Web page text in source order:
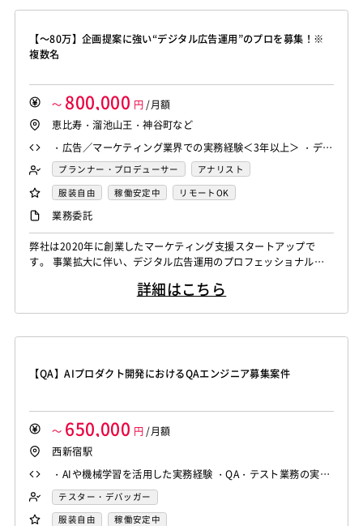
【～80万】企画提案に強い“デジタル広告運用”のプロを募集！※
複数名
～ 800,000 円 /月額
恵比寿・溜池山王・神谷町など
・広告／マーケティング業界での実務経験＜3年以上＞ ・デジ
タル広告の運用 or ディレクション経験＜3年以上＞ - Googl
e/Yahoo/Meta/X等から複数媒体を扱っていることを想定
プランナー・プロデューサー
アナリスト
Webマーケティング
服装自由 稼働安定中 リモートOK
業務委託
弊社は2020年に創業したマーケティング支援スタートアップで
す。 事業拡大に伴い、デジタル広告運用のプロフェッショナルを
事業会社での広告プロダクト企画運用 ・国内大手総合広告会社で
やキャリア...
詳細はこちら
【QA】AIプロダクト開発におけるQAエンジニア募集案件
～ 650,000 円 /月額
西新宿駅
・AIや機械学習を活用した実務経験 ・QA・テスト業務の実務
経験 ・自動化テストツールの使用経験 ・リグレッションテス
ト、UATの実施経験
テスター・デバッガー
服装自由
稼働安定中